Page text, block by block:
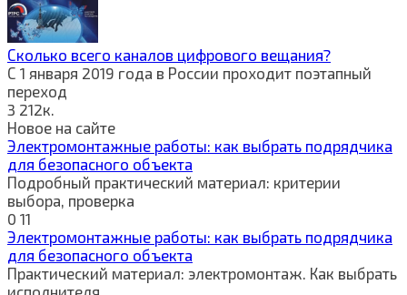
Сколько всего каналов цифрового вещания?
С 1 января 2019 года в России проходит поэтапный
переход
3 212к.
Новое на сайте
Электромонтажные работы: как выбрать подрядчика
для безопасного объекта
Подробный практический материал: критерии
выбора, проверка
0 11
Электромонтажные работы: как выбрать подрядчика
для безопасного объекта
Практический материал: электромонтаж. Как выбрать